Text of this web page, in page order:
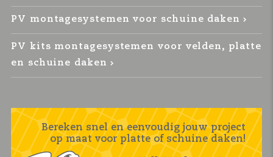
PV montagesystemen voor schuine daken
PV kits montagesystemen voor velden, platte
en schuine daken
Bereken snel en eenvoudig jouw project
op maat voor platte of schuine daken!